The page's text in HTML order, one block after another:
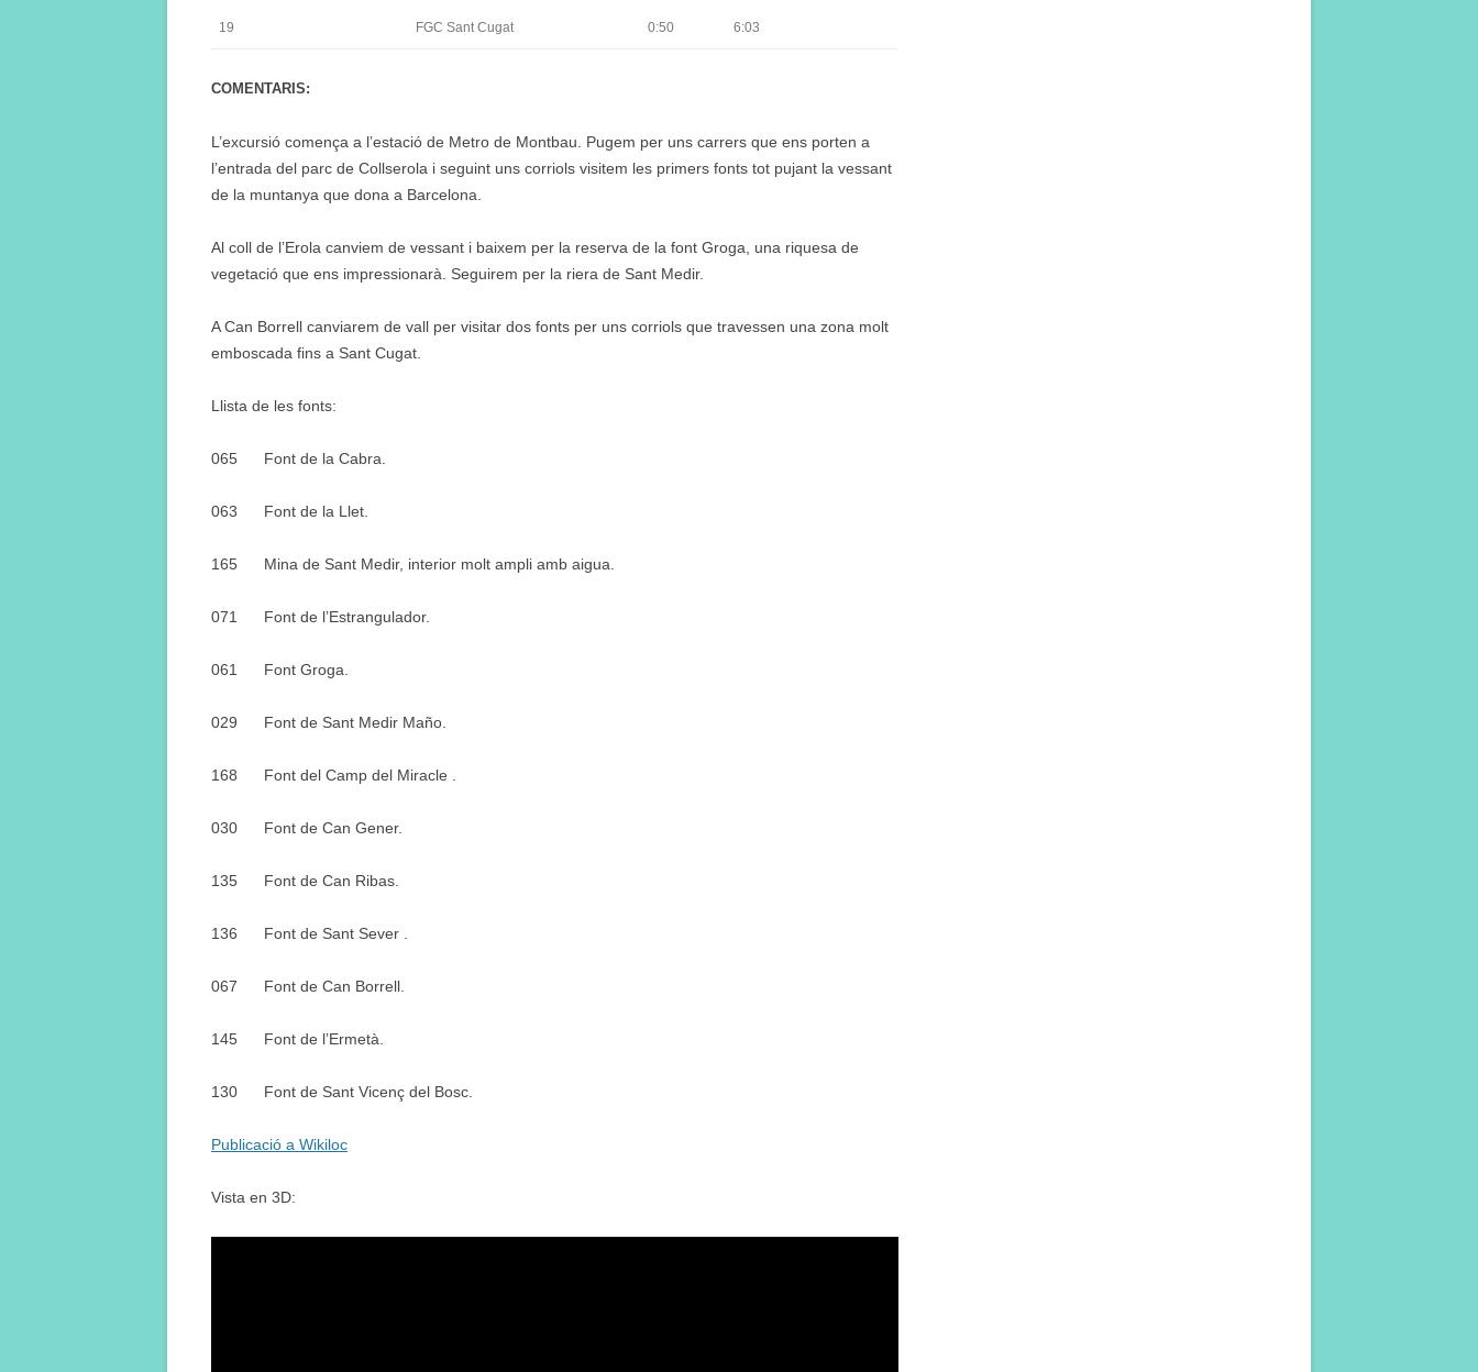
19 FGC Sant Cugat 0:50 6:03
COMENTARIS:
L’excursió comença a l’estació de Metro de Montbau. Pugem per uns carrers que ens porten a
l’entrada del parc de Collserola i seguint uns corriols visitem les primers fonts tot pujant la vessant
de la muntanya que dona a Barcelona.
Al coll de l’Erola canviem de vessant i baixem per la reserva de la font Groga, una riquesa de
vegetació que ens impressionarà. Seguirem per la riera de Sant Medir.
A Can Borrell canviarem de vall per visitar dos fonts per uns corriols que travessen una zona molt
emboscada fins a Sant Cugat.
Llista de les fonts:
065 Font de la Cabra.
063 Font de la Llet.
165 Mina de Sant Medir, interior molt ampli amb aigua.
071 Font de l’Estrangulador.
061 Font Groga.
029 Font de Sant Medir Maño.
168 Font del Camp del Miracle .
030 Font de Can Gener.
135 Font de Can Ribas.
136 Font de Sant Sever .
067 Font de Can Borrell.
145 Font de l’Ermetà.
130 Font de Sant Vicenç del Bosc.
Publicació a Wikiloc
Vista en 3D: